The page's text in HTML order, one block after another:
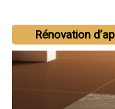
Rénovation